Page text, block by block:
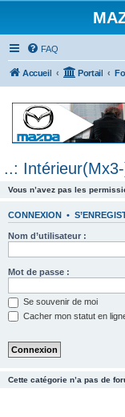
FAQ
Accueil Portail
..:
Vous n’avez pas les
CONNEXION •
Nom d’utilisateur :
Mot de passe :
Se souvenir de moi
Cacher mon statut en
Cette catégorie n’a pas de